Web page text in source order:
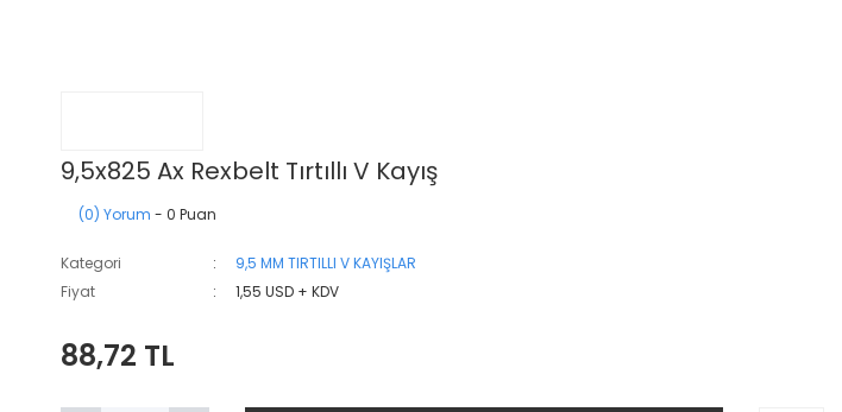
9,5x825 Ax Rexbelt Tırtıllı V Kayış
(0) Yorum - 0 Puan
Kategori
9,5 MM TIRTILLI V KAYIŞLAR
Fiyat
1,55 USD + KDV
88,72 TL